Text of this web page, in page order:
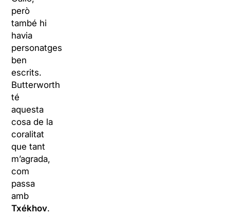
però
també hi
havia
personatges
ben
escrits.
Butterworth
té
aquesta
cosa de la
coralitat
que tant
m’agrada,
com
passa
amb
Txékhov.